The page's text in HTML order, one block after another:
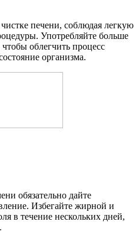
печени, соблюдая легкую
Употребляйте больше
облегчить процесс
организма.
обязательно дайте
Избегайте жирной и
в течение нескольких дней,